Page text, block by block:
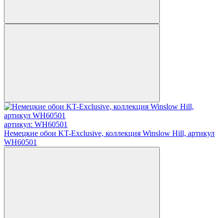
артикул: WH60501
Немецкие обои KT-Exclusive, коллекция Winslow Hill, артикул
WH60501